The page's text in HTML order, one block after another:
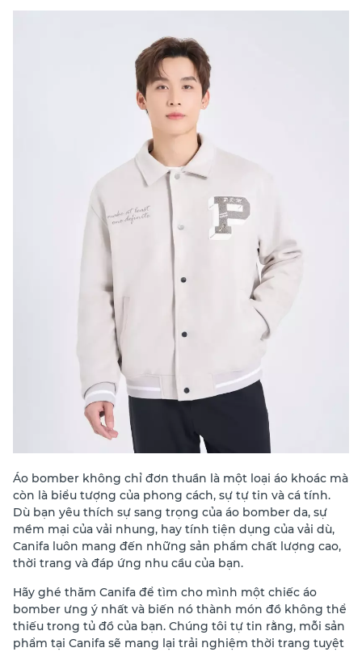
Áo bomber không chỉ đơn thuần là một loại áo khoác mà
còn là biểu tượng của phong cách, sự tự tin và cá tính.
Dù bạn yêu thích sự sang trọng của áo bomber da, sự
mềm mại của vải nhung, hay tính tiện dụng của vải dù,
Canifa luôn mang đến những sản phẩm chất lượng cao,
thời trang và đáp ứng nhu cầu của bạn.
Hãy ghé thăm Canifa để tìm cho mình một chiếc áo
bomber ưng ý nhất và biến nó thành món đồ không thể
thiếu trong tủ đồ của bạn. Chúng tôi tự tin rằng, mỗi sản
phẩm tại Canifa sẽ mang lại trải nghiệm thời trang tuyệt